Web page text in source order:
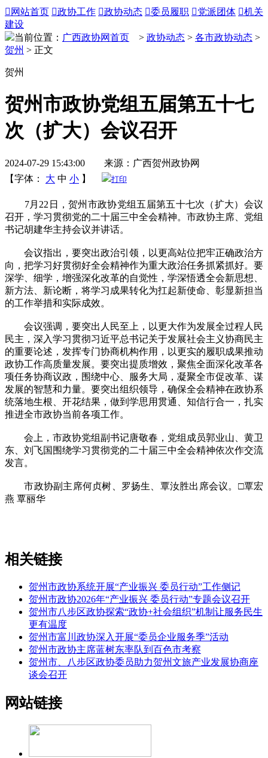
 网站首页 政协工作 政协动态 委员履职 党派团体 机关
建设
当前位置： 广西政协网首页 > 政协动态 > 各市政协动态 >
贺州 > 正文
贺州
贺州市政协党组五届第五十七
次（扩大）会议召开
2024-07-29 15:43:00 来源：广西贺州政协网
【字体：
大 中 小 】 打印
7月22日，贺州市政协党组五届第五十七次（扩大）会议
召开，学习贯彻党的二十届三中全会精神。市政协主席、党组
书记胡建华主持会议并讲话。
会议指出，要突出政治引领，以更高站位把牢正确政治方
向，把学习好贯彻好全会精神作为重大政治任务抓紧抓好。要
深学、细学，增强深化改革的自觉性，学深悟透全会新思想、
新方法、新论断，将学习成果转化为扛起新使命、彰显新担当
的工作举措和实际成效。
会议强调，要突出人民至上，以更大作为发展全过程人民
民主，深入学习贯彻习近平总书记关于发展社会主义协商民主
的重要论述，发挥专门协商机构作用，以更实的履职成果推动
政协工作高质量发展。要突出提质增效，聚焦全面深化改革各
项任务协商议政，围绕中心、服务大局，凝聚全市促改革、谋
发展的智慧和力量。要突出组织领导，确保全会精神在政协系
统落地生根、开花结果，做到学思用贯通、知信行合一，扎实
推进全市政协当前各项工作。
会上，市政协党组副书记唐敬春，党组成员郭业山、黄卫
东、刘飞国围绕学习贯彻党的二十届三中全会精神依次作交流
发言。
市政协副主席何贞树、罗扬生、覃汝胜出席会议。□覃宏
燕 覃丽华
相关链接
贺州市政协系统开展“产业振兴 委员行动”工作侧记
贺州市政协2026年“产业振兴 委员行动”专题会议召开
贺州市八步区政协探索“政协+社会组织”机制让服务民生
更有温度
贺州市富川政协深入开展“委员企业服务季”活动
贺州市政协主席蓝树东率队到百色市考察
贺州市、八步区政协委员助力贺州文旅产业发展协商座
谈会召开
网站链接